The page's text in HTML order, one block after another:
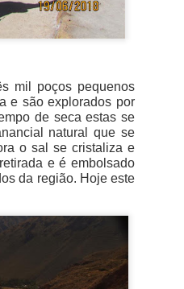
mil poços pequenos
e são explorados por
de seca estas se
natural que se
o sal se cristaliza e
e é embolsado
da região. Hoje este